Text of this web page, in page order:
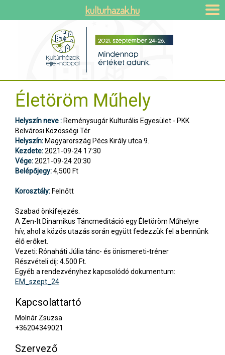
Életöröm Műhely
Helyszín neve : Reménysugár Kulturális Egyesület - PKK
Belvárosi Közösségi Tér
Helyszín: Magyarország Pécs Király utca 9.
Kezdete:2021-09-24 17:30
Vége:2021-09-24 20:30
Belépőjegy:4,500 Ft
Korosztály: Felnőtt
Szabad önkifejezés.
A Zen-It Dinamikus Táncmeditáció egy Életöröm Műhelyre
hív, ahol a közös utazás során együtt fedezzük fel a bennünk
élő erőket.
Vezeti: Rónaháti Júlia tánc- és önismereti-tréner
Részvételi díj: 4.500 Ft.
Egyéb a rendezvényhez kapcsolódó dokumentum:
EM_szept_24
Kapcsolattartó
Molnár Zsuzsa
+36204349021
Szervező
kulturhazak.hu